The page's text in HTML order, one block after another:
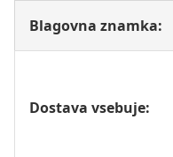
Blagovna znamka:
Dostava vsebuje: